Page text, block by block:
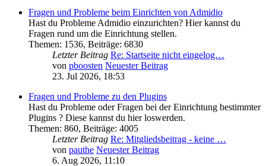
Fragen und Probleme beim Einrichten von Admidio
Hast du Probleme Admidio einzurichten? Hier kannst du
Fragen rund um die Einrichtung stellen.
Themen: 1536, Beiträge: 6830
Letzter Beitrag Re: Startseite nicht eingelog…
von pboosten Neuester Beitrag
23. Jul 2026, 18:53
Fragen und Probleme zu den Plugins
Hast du Probleme oder Fragen bei der Einrichtung bestimmter
Plugins ? Diese kannst du hier loswerden.
Themen: 860, Beiträge: 4005
Letzter Beitrag Re: Mitgliedsbeitrag - keine …
von pauthe Neuester Beitrag
6. Aug 2026, 11:10